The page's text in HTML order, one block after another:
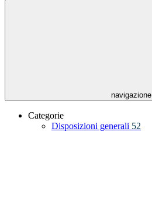
navigazione
Categorie
Disposizioni generali 52